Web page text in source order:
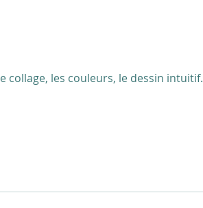
collage, les couleurs, le dessin intuitif.